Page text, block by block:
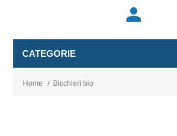
person
CATEGORIE
Home / Bicchieri bio